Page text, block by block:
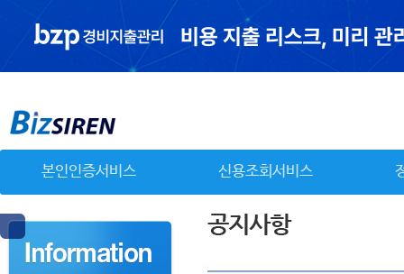
본인인증서비스 신용조회서비스